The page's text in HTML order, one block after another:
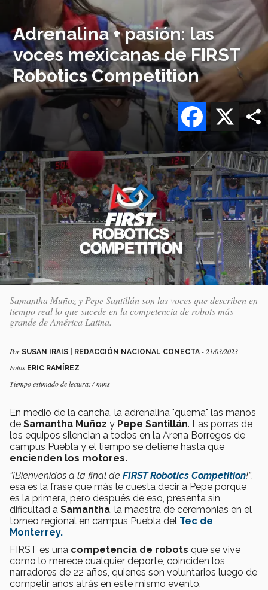
Adrenalina + pasión: las
voces mexicanas de FIRST
Robotics Competition
X
Facebook
Imagen
o
logo
Samantha Muñoz y Pepe Santillán son las voces que describen en
tiempo real lo que sucede en la competencia de robots más
grande de América Latina.
Por SUSAN IRAIS | REDACCIÓN NACIONAL CONECTA - 21/03/2023
Fotos ERIC RAMÍREZ
Tiempo estimado de lectura:7 mins
En medio de la cancha, la adrenalina "quema" las manos
de Samantha Muñoz y Pepe Santillán. Las porras de
los equipos silencian a todos en la Arena Borregos de
campus Puebla y el tiempo se detiene hasta que
encienden los motores.
“¡Bienvenidos a la final de FIRST Robotics Competition!”,
esa es la frase que más le cuesta decir a Pepe porque
es la primera, pero después de eso, presenta sin
dificultad a Samantha , la maestra de ceremonias en el
torneo regional en campus Puebla del Tec de
Monterrey.
FIRST es una competencia de robots que se vive
como lo merece cualquier deporte, coinciden los
narradores de 22 años, quienes son voluntarios luego de
competir años atrás en este mismo evento.